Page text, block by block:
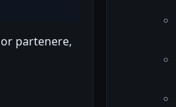
partenere,